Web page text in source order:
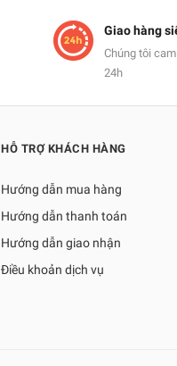
Giao hàng
Chúng tôi
24h
HỖ TRỢ KHÁCH HÀNG
Hướng dẫn mua hàng
Hướng dẫn thanh toán
Hướng dẫn giao nhận
Điều khoản dịch vụ